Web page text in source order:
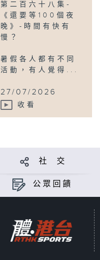
第二百六十八集-
《還要等100個夜
晚》-時間有快有
慢？
暑假各人都有不同
活動，有人覺得...
27/07/2026
收看
社 交
公眾回饋